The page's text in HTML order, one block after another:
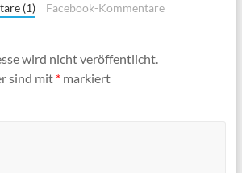
(1) Facebook-Kommentare
wird nicht veröffentlicht.
sind mit *markiert